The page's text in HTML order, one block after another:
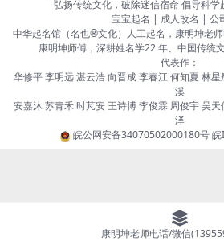
弘扬传统文化，破除迷信宿命 倡导科学
宝宝起名 | 成人改名 | 公
中华起名馆（名也®文化）人工起名，康明坤老
康明坤师傅，深耕姓名学22 年、中国传统
代表作：
华修平 李明远 湛云浩 向晋成 李春江 何知夏 林
溪
安嘉沐 苏青禾 时芃安 王诗博 李俊霖 周俊宇 吴
泽
皖公网安备34070502000180号皖
康明坤老师电话/微信